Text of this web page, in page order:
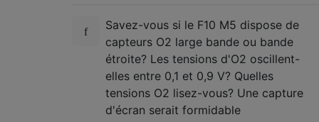
Savez-vous si le F10 M5 dispose de
capteurs O2 large bande ou bande
étroite? Les tensions d'O2 oscillent-
elles entre 0,1 et 0,9 V? Quelles
tensions O2 lisez-vous? Une capture
d'écran serait formidable